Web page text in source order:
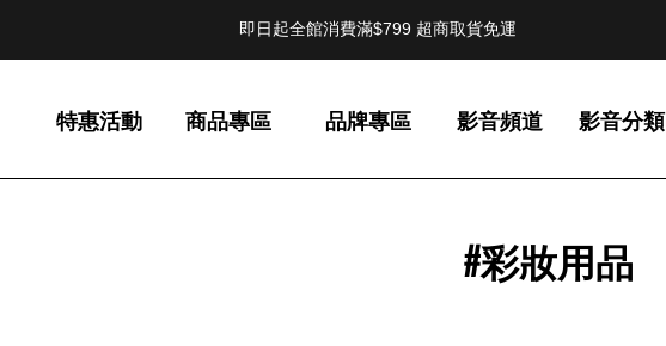
即日起全館消費滿$799 超商取貨免運
特惠活動 商品專區 品牌專區 影音頻道 影音分類
#彩妝用品